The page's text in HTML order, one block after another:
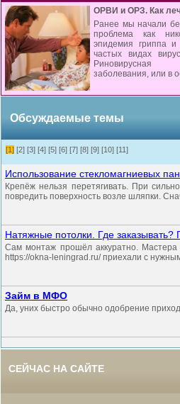
ОРВИ и ОРЗ. Как
Ранее мы начали
проблема как
эпидемия гриппа
частых видах
Риновирусная
заболевания, или в
Обсуждаемые темы
[1] [2] [3] [4] [5] [6] [7] [8] [9] [10] [11]
Использование стекломагниевых
Крепёж нельзя перетягивать. При
повредить поверхность возле шляпки.
Натяжные потолки. Где заказывать?
Сам монтаж прошёл аккуратно. Мастера
https://okna-leningrad.ru/ приехали с
Займ в МФО
Да, уних быстро обычно одобрение
СЕЙЧАС НА САЙТЕ